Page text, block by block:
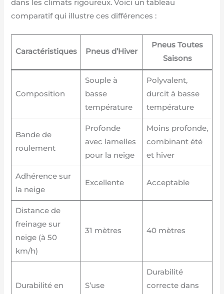
dans les climats rigoureux. Voici un tableau
comparatif qui illustre ces différences :
Caractéristiques Pneus d’Hiver
Pneus Toutes
Saisons
Composition
Souple à
basse
température
Polyvalent,
durcit à basse
température
Bande de
roulement
Profonde
avec lamelles
pour la neige
Moins profonde,
combinant été
et hiver
Adhérence sur
la neige
Excellente Acceptable
Distance de
freinage sur
neige (à 50
km/h)
31 mètres 40 mètres
Durabilité en
S’use
Durabilité
correcte dans